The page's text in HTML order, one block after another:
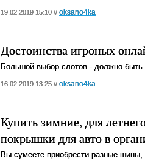
19.02.2019 15:10 // oksano4ka
Достоинства игроных
Большой выбор слотов - должно
16.02.2019 13:25 // oksano4ka
Купить зимние, для
покрышки для авто в
Вы сумеете приобрести разные